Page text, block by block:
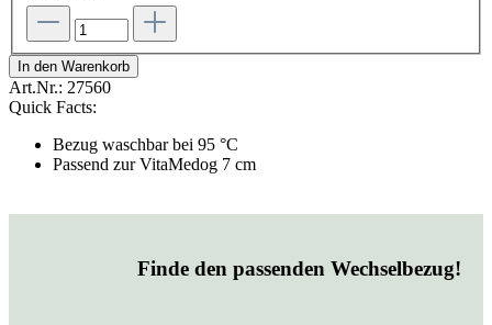
In den Warenkorb
Art.Nr.: 27560
Quick Facts:
Bezug waschbar bei 95 °C
Passend zur VitaMedog 7 cm
Finde den passenden Wechselbezug!